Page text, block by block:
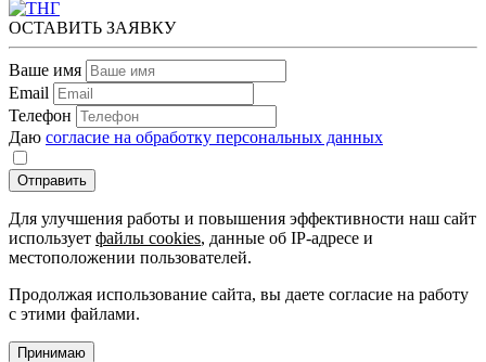
ОСТАВИТЬ ЗАЯВКУ
Ваше имя
Email
Телефон
Даю согласие на обработку персональных данных
Отправить
Для улучшения работы и повышения эффективности наш сайт
использует файлы cookies, данные об IP-адресе и
местоположении пользователей.
Продолжая использование сайта, вы даете согласие на работу
с этими файлами.
Принимаю